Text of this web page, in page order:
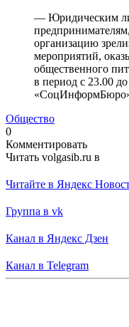
— Юридическим
организацию
мероприятий,
общественного
в период с 23.00
«СоцИнформБюро»
Общество
0
Комментировать
Читать volgasib.ru в
Читайте в Яндекс
Группа в vk
Канал в Яндекс Дзен
Канал в Telegram